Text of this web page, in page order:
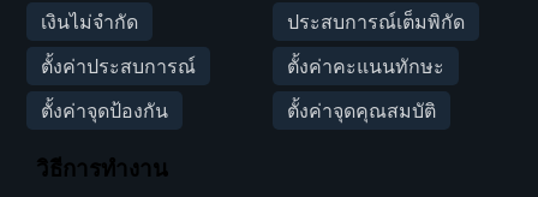
เงินไม่จำกัด
ประสบการณ์เต็มพิกัด
ตั้งค่าประสบการณ์
ตั้งค่าคะแนนทักษะ
ตั้งค่าจุดป้องกัน
ตั้งค่าจุดคุณสมบัติ
วิธีการทำงาน